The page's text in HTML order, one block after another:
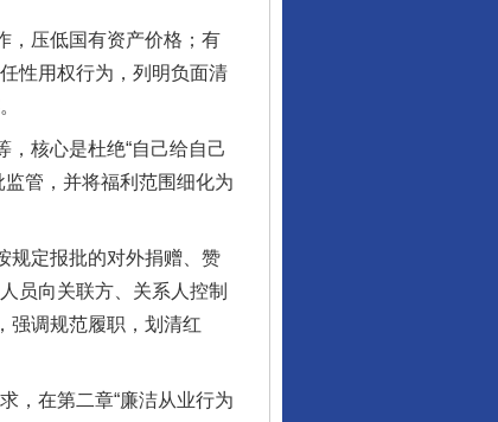
压低国有资产价格；有
性用权行为，列明负面清
核心是杜绝“自己给自己
管，并将福利范围细化为
定报批的对外捐赠、赞
员向关联方、关系人控制
强调规范履职，划清红
，在第二章“廉洁从业行为